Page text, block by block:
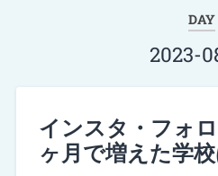
DAY
2023-
インスタ・フォ
ヶ月で増えた学